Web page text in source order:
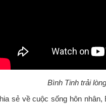
Bình Tinh trải
sẻ về cuộc sống hôn